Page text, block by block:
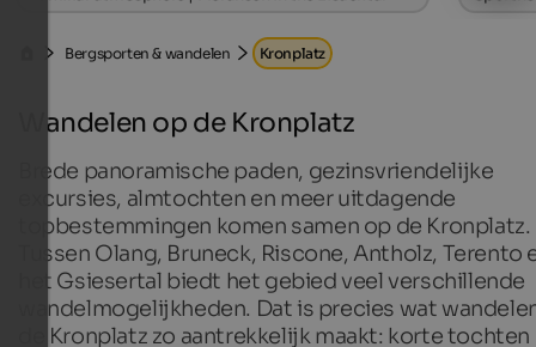
Bergsporten & wandelen Kronplatz
Wandelen op de Kronplatz
Brede panoramische paden, gezinsvriendelijke
excursies, almtochten en meer uitdagende
topbestemmingen komen samen op de Kronplatz.
Tussen Olang, Bruneck, Riscone, Antholz, Terento
het Gsiesertal biedt het gebied veel verschillende
wandelmogelijkheden. Dat is precies wat
de Kronplatz zo aantrekkelijk maakt: korte tochten